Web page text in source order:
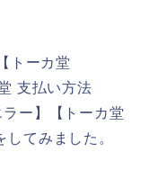
トーカ堂
支払い方法
ー】【トーカ堂
てみました。